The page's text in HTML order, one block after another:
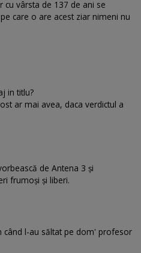
cu vârsta de 137 de ani se
care o are acest ziar nimeni nu
in titlu?
ar mai avea, daca verdictul a
de Antena 3 și
frumoși și liberi.
când l-au săltat pe dom' profesor